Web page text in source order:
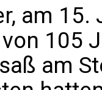
am 15.
105
am